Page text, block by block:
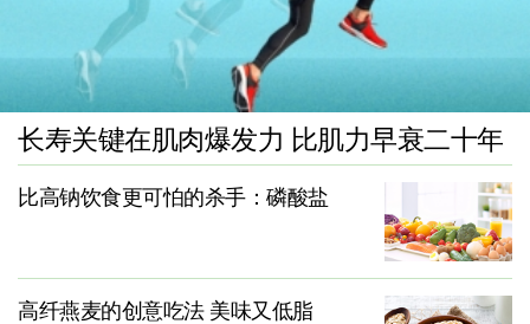
长寿关键在肌肉爆发力 比肌力早衰二十年
比高钠饮食更可怕的杀手：磷酸盐
高纤燕麦的创意吃法 美味又低脂